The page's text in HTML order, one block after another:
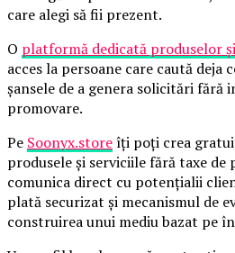
care alegi să fii prezent.
O platformă dedicată produselor
acces la persoane care caută deja
șansele de a genera solicitări fără
promovare.
Pe Soonyx.storeîți poți crea
produsele și serviciile fără taxe de
comunica direct cu potențialii
plată securizat și mecanismul de
construirea unui mediu bazat pe